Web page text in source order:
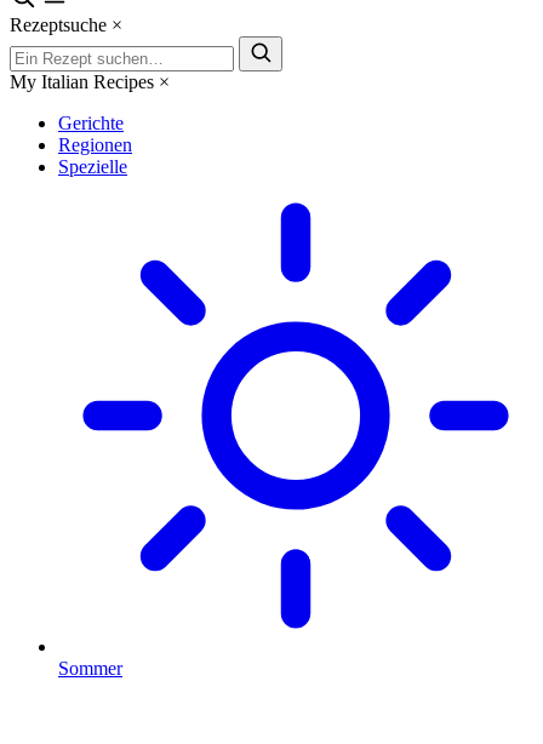
Rezeptsuche ×
My Italian Recipes ×
Gerichte
Regionen
Spezielle
Sommer